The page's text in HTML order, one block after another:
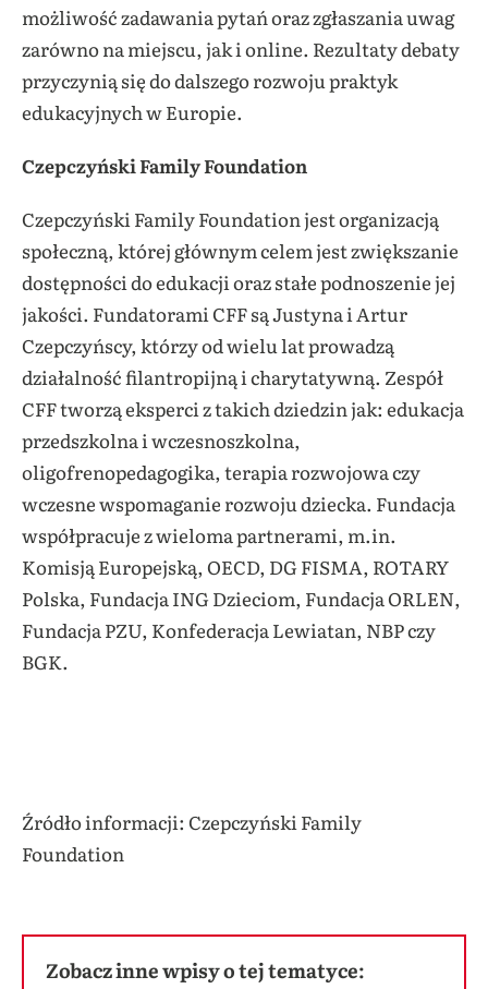
możliwość zadawania pytań oraz zgłaszania uwag
zarówno na miejscu, jak i online. Rezultaty debaty
przyczynią się do dalszego rozwoju praktyk
edukacyjnych w Europie.
Czepczyński Family Foundation
Czepczyński Family Foundation jest organizacją
społeczną, której głównym celem jest zwiększanie
dostępności do edukacji oraz stałe podnoszenie jej
jakości. Fundatorami CFF są Justyna i Artur
Czepczyńscy, którzy od wielu lat prowadzą
działalność filantropijną i charytatywną. Zespół
CFF tworzą eksperci z takich dziedzin jak: edukacja
przedszkolna i wczesnoszkolna,
oligofrenopedagogika, terapia rozwojowa czy
wczesne wspomaganie rozwoju dziecka. Fundacja
współpracuje z wieloma partnerami, m.in.
Komisją Europejską, OECD, DG FISMA, ROTARY
Polska, Fundacja ING Dzieciom, Fundacja ORLEN,
Fundacja PZU, Konfederacja Lewiatan, NBP czy
BGK.
Źródło informacji: Czepczyński Family
Foundation
Zobacz inne wpisy o tej tematyce: